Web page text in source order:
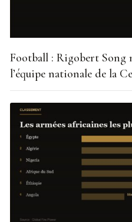
Football : Rigobert Song
l’équipe nationale de la